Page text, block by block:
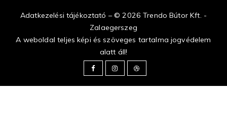
Adatkezelési tájékoztató – © 2026 Trendo Bútor Kft. -
Zalaegerszeg
A weboldal teljes képi és szöveges tartalma jogvédelem
alatt áll!